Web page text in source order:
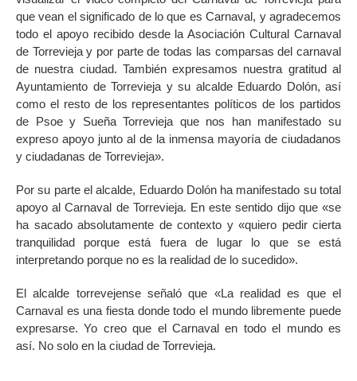
que vean el significado de lo que es Carnaval, y agradecemos
todo el apoyo recibido desde la Asociación Cultural Carnaval
de Torrevieja y por parte de todas las comparsas del carnaval
de nuestra ciudad. También expresamos nuestra gratitud al
Ayuntamiento de Torrevieja y su alcalde Eduardo Dolón, así
como el resto de los representantes políticos de los partidos
de Psoe y Sueña Torrevieja que nos han manifestado su
expreso apoyo junto al de la inmensa mayoría de ciudadanos
y ciudadanas de Torrevieja».
Por su parte el alcalde, Eduardo Dolón ha manifestado su total
apoyo al Carnaval de Torrevieja. En este sentido dijo que «se
ha sacado absolutamente de contexto y «quiero pedir cierta
tranquilidad porque está fuera de lugar lo que se está
interpretando porque no es la realidad de lo sucedido».
El alcalde torrevejense señaló que «La realidad es que el
Carnaval es una fiesta donde todo el mundo libremente puede
expresarse. Yo creo que el Carnaval en todo el mundo es
así. No solo en la ciudad de Torrevieja.